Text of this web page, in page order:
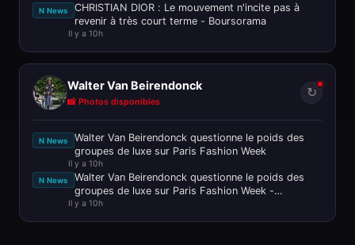
N News
CHRISTIAN DIOR : Le mouvement n'incite pas à
revenir à très court terme - Boursorama
Il y a 10h
Walter Van Beirendonck
📸 Photos disponibles
↻
N News
Walter Van Beirendonck questionne le poids des
groupes de luxe sur Paris Fashion Week
Il y a 10h
N News
Walter Van Beirendonck questionne le poids des
groupes de luxe sur Paris Fashion Week -
FashionUnited
Il y a 10h